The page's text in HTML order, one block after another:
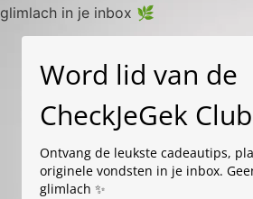
glimlach in je inbox 🌿
Word lid van de
CheckJeGek
Ontvang de leukste cadeautips,
originele vondsten in je inbox.
glimlach ✨